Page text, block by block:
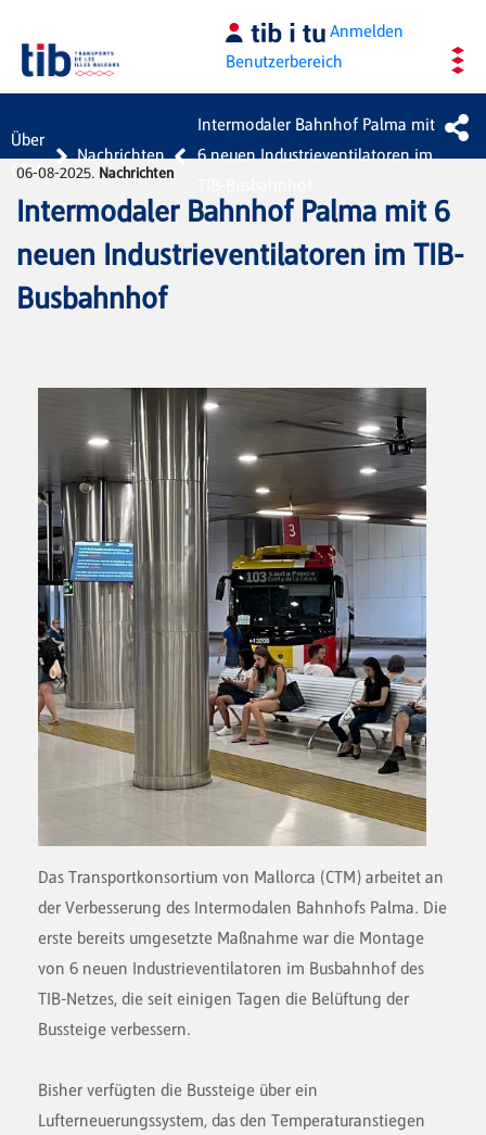
Anmelden
Benutzerbereich
Über
CTM
Nachrichten
Intermodaler Bahnhof Palma mit
6 neuen Industrieventilatoren im
06-08-2025. Nachrichten
Intermodaler Bahnhof Palma mit 6
neuen Industrieventilatoren im TIB-
Busbahnhof
Das Transportkonsortium von Mallorca (CTM) arbeitet an
der Verbesserung des Intermodalen Bahnhofs Palma. Die
erste bereits umgesetzte Maßnahme war die Montage
von 6 neuen Industrieventilatoren im Busbahnhof des
TIB-Netzes, die seit einigen Tagen die Belüftung der
Bussteige verbessern.
Bisher verfügten die Bussteige über ein
Lufterneuerungssystem, das den Temperaturanstiegen